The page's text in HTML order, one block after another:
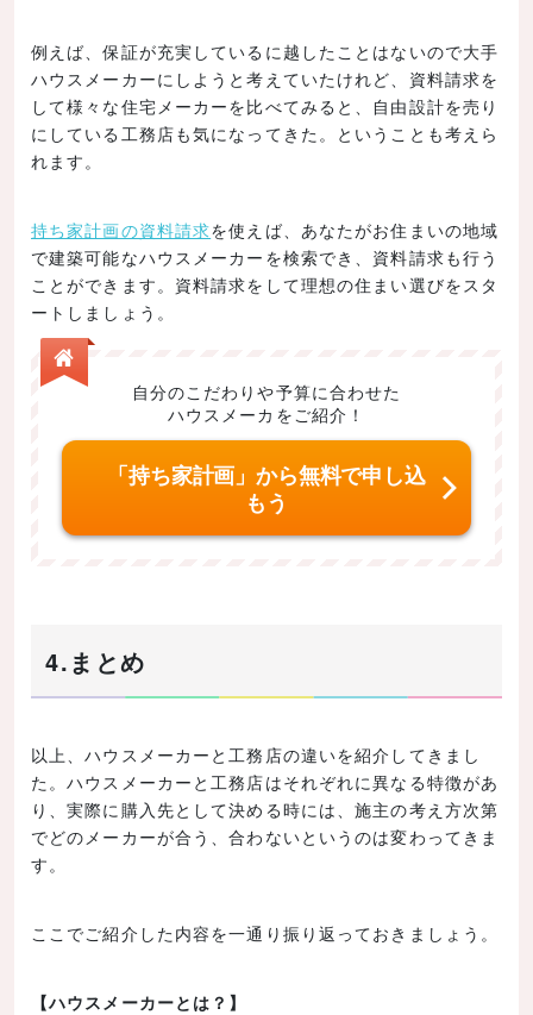
例えば、保証が充実しているに越したことはないので大手
ハウスメーカーにしようと考えていたけれど、資料請求を
して様々な住宅メーカーを比べてみると、自由設計を売り
にしている工務店も気になってきた。ということも考えら
れます。
持ち家計画の資料請求を使えば、あなたがお住まいの地域
で建築可能なハウスメーカーを検索でき、資料請求も行う
ことができます。資料請求をして理想の住まい選びをスタ
ートしましょう。
自分のこだわりや予算に合わせた
ハウスメーカをご紹介！
「持ち家計画」から無料で申し込
もう
4.まとめ
以上、ハウスメーカーと工務店の違いを紹介してきまし
た。ハウスメーカーと工務店はそれぞれに異なる特徴があ
り、実際に購入先として決める時には、施主の考え方次第
でどのメーカーが合う、合わないというのは変わってきま
す。
ここでご紹介した内容を一通り振り返っておきましょう。
【ハウスメーカーとは？】